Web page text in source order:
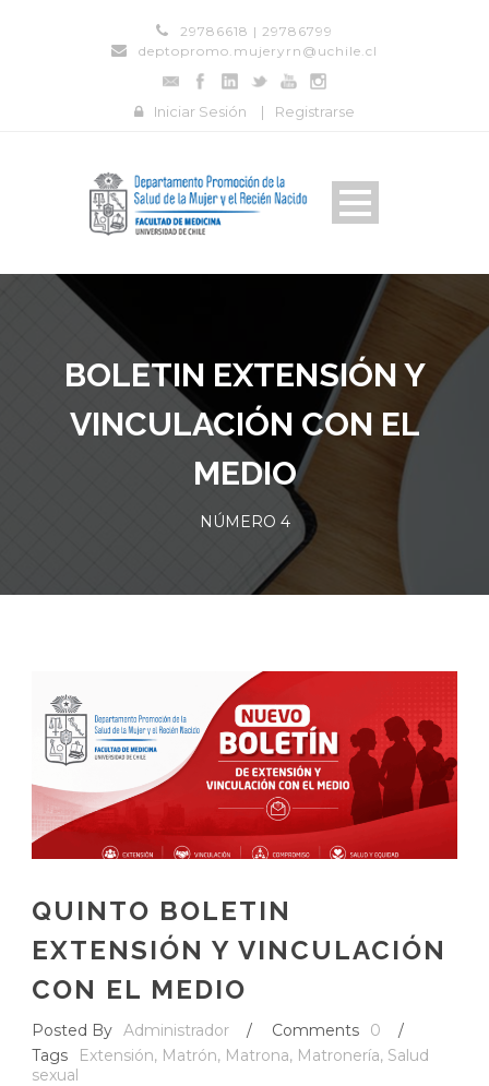
29786618 | 29786799
deptopromo.mujeryrn@uchile.cl
Iniciar Sesión | Registrarse
BOLETIN EXTENSIÓN Y
VINCULACIÓN CON EL
MEDIO
NÚMERO 4
QUINTO BOLETIN
EXTENSIÓN Y VINCULACIÓN
CON EL MEDIO
Posted By Administrador / Comments 0
/
Tags
Extensión, Matrón, Matrona, Matronería, Salud
sexual